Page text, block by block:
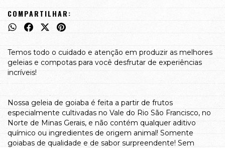
COMPARTILHAR:
Temos todo o cuidado e atenção em produzir as melhores
geleias e compotas para você desfrutar de experiências
incríveis!
Nossa geleia de goiaba é feita a partir de frutos
especialmente cultivadas no Vale do Rio São Francisco, no
Norte de Minas Gerais, e não contém qualquer aditivo
químico ou ingredientes de origem animal! Somente
goiabas de qualidade e de sabor surpreendente! Sem